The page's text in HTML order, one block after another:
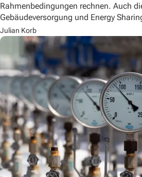
Rahmenbedingungen rechnen. Auch
Gebäudeversorgung und Energy
Julian Korb